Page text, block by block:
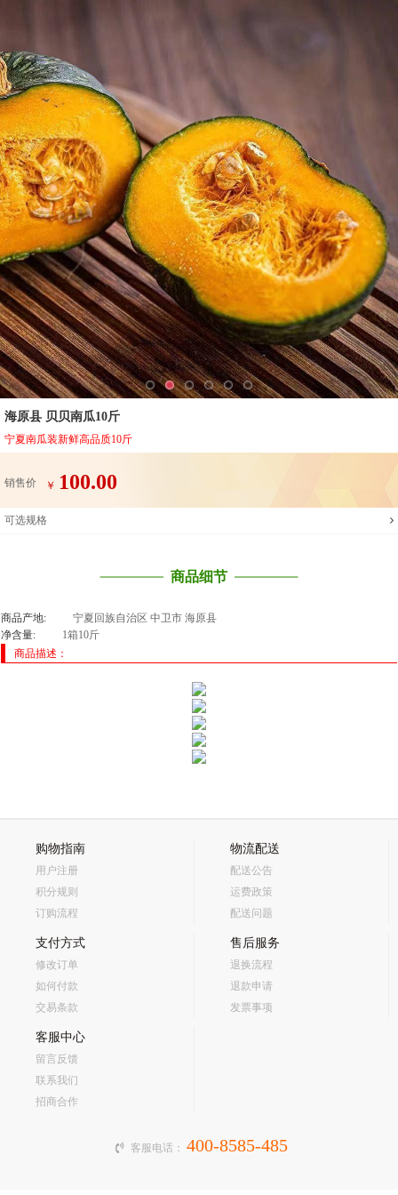
海原县 贝贝南瓜10斤
宁夏南瓜装新鲜高品质10斤
销售价 ￥ 100.00
可选规格
商品细节
商品产地:
宁夏回族自治区 中卫市 海原县
净含量:
1箱10斤
商品描述：
购物指南
用户注册
积分规则
订购流程
物流配送
配送公告
运费政策
配送问题
支付方式
修改订单
如何付款
交易条款
售后服务
退换流程
退款申请
发票事项
客服中心
留言反馈
联系我们
招商合作
客服电话： 400-8585-485